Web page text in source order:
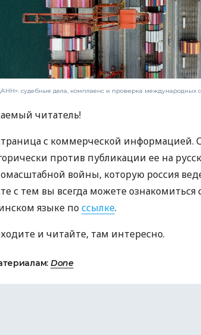
судебные дела, комплаенс и проверка международных
читатель!
с коммерческой информацией.
против публикации ее на
войны, которую россия
с тем вы всегда можете ознакомиться
языке поссылке.
и читайте, там интересно.
Done